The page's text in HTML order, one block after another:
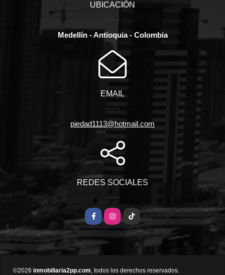
UBICACIÓN
Medellín - Antioquia - Colombia
EMAIL
piedad1113@hotmail.com
REDES SOCIALES
FacebookInstagram
TikTok
©2026 inmobiliaria2pp.com, todos los derechos reservados.